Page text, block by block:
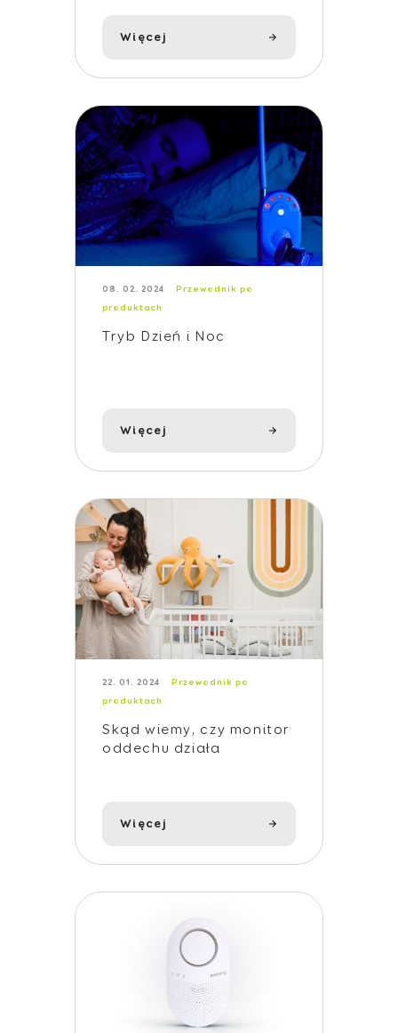
Więcej
08. 02. 2024 Przewodnik po
produktach
Tryb Dzień i Noc
Więcej
22. 01. 2024 Przewodnik po
produktach
Skąd wiemy, czy monitor
oddechu działa
Więcej